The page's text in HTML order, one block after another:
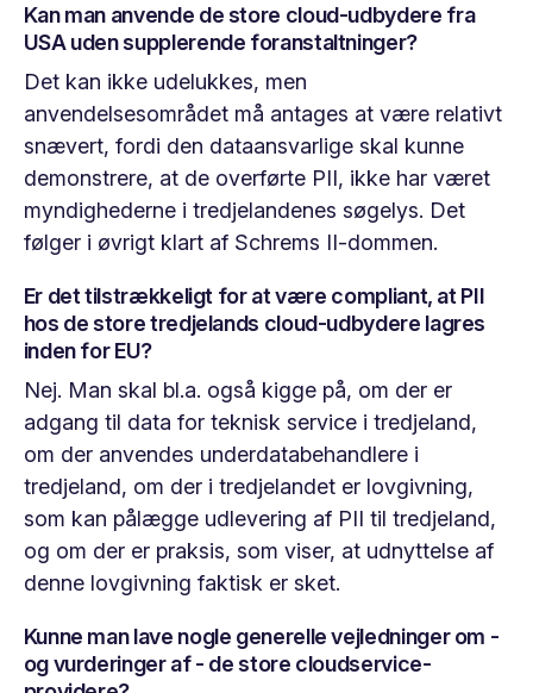
Kan man anvende de store cloud-udbydere fra
USA uden supplerende foranstaltninger?
Det kan ikke udelukkes, men
anvendelsesområdet må antages at være relativt
snævert, fordi den dataansvarlige skal kunne
demonstrere, at de overførte PII, ikke har været
myndighederne i tredjelandenes søgelys. Det
følger i øvrigt klart af Schrems II-dommen.
Er det tilstrækkeligt for at være compliant, at PII
hos de store tredjelands cloud-udbydere lagres
inden for EU?
Nej. Man skal bl.a. også kigge på, om der er
adgang til data for teknisk service i tredjeland,
om der anvendes underdatabehandlere i
tredjeland, om der i tredjelandet er lovgivning,
som kan pålægge udlevering af PII til tredjeland,
og om der er praksis, som viser, at udnyttelse af
denne lovgivning faktisk er sket.
Kunne man lave nogle generelle vejledninger om -
og vurderinger af - de store cloudservice-